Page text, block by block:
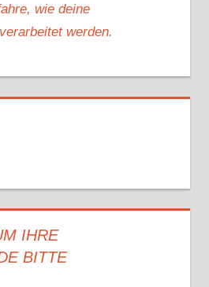
wie deine
werden.
IHRE
BITTE